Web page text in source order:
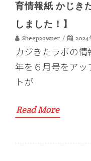
育情報紙 かじき
しました！】
Sheep2owner 2024
カジきたラボの
年を６月号をアッ
トが
Read More